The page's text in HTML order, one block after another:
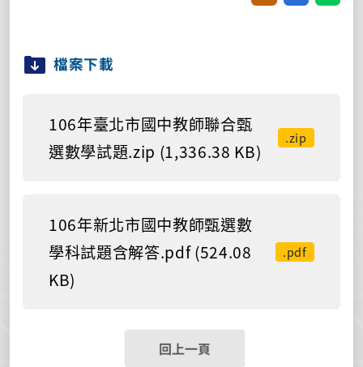
檔案下載
106年臺北市國中教師聯合甄
選數學試題.zip (1,336.38 KB)
.zip
106年新北市國中教師甄選數
學科試題含解答.pdf (524.08
KB)
.pdf
回上一頁